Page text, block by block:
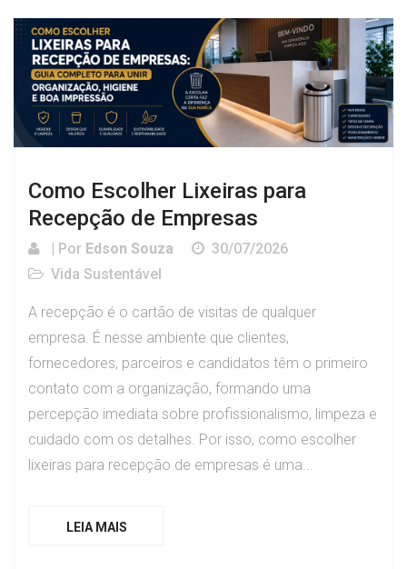
Como Escolher Lixeiras para
Recepção de Empresas
| Por Edson Souza
30/07/2026
Vida Sustentável
A recepção é o cartão de visitas de qualquer
empresa. É nesse ambiente que clientes,
fornecedores, parceiros e candidatos têm o primeiro
contato com a organização, formando uma
percepção imediata sobre profissionalismo, limpeza e
cuidado com os detalhes. Por isso, como escolher
lixeiras para recepção de empresas é uma...
LEIA MAIS